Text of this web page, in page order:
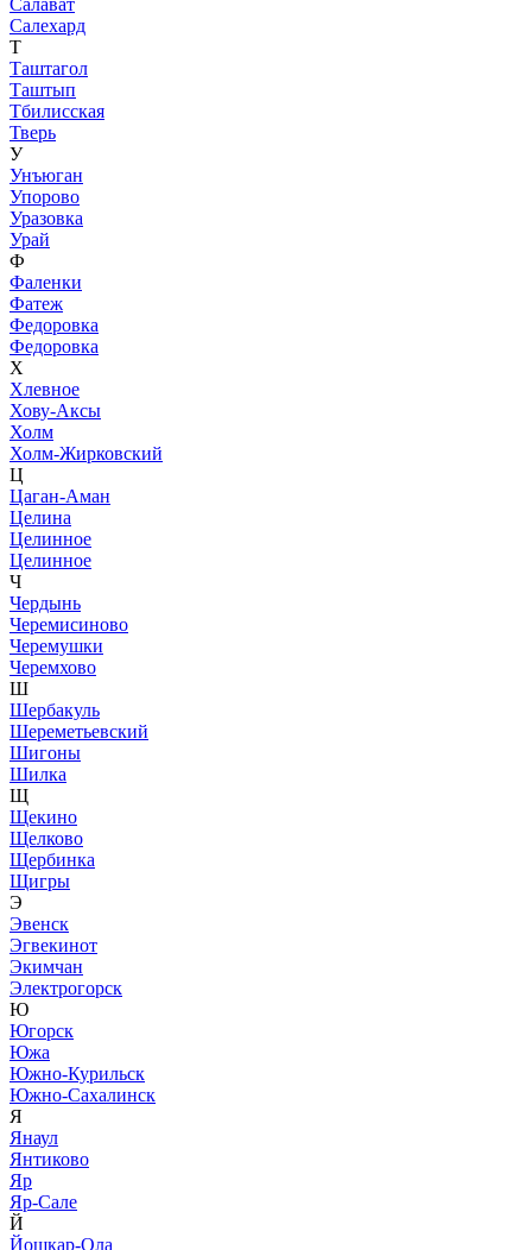
Салехард
Т
Таштагол
Таштып
Тбилисская
Тверь
У
Унъюган
Упорово
Уразовка
Урай
Ф
Фаленки
Фатеж
Федоровка
Федоровка
Х
Хлевное
Хову-Аксы
Холм
Холм-Жирковский
Ц
Цаган-Аман
Целина
Целинное
Целинное
Ч
Чердынь
Черемисиново
Черемушки
Черемхово
Ш
Шербакуль
Шереметьевский
Шигоны
Шилка
Щ
Щекино
Щелково
Щербинка
Щигры
Э
Эвенск
Эгвекинот
Экимчан
Электрогорск
Ю
Югорск
Южа
Южно-Курильск
Южно-Сахалинск
Я
Янаул
Янтиково
Яр
Яр-Сале
Й
Йошкар-Ола